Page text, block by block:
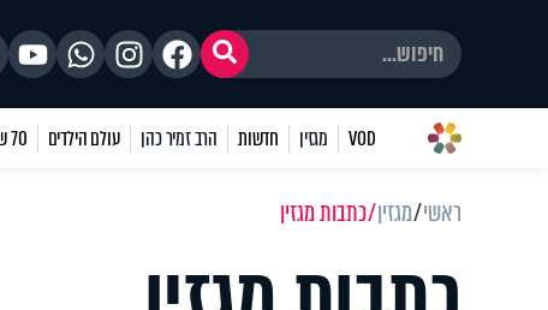
VOD מגזין חדשות הרב זמיר כהן עולם הילדים 70 שאלות
ראשי מגזין כתבות מגזין